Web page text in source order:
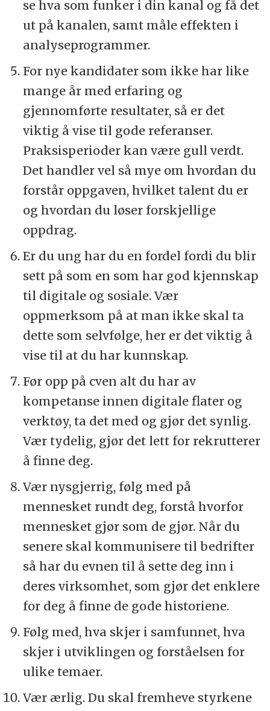
se hva som funker i din kanal og få det
ut på kanalen, samt måle effekten i
analyseprogrammer.
For nye kandidater som ikke har like
mange år med erfaring og
gjennomførte resultater, så er det
viktig å vise til gode referanser.
Praksisperioder kan være gull verdt.
Det handler vel så mye om hvordan du
forstår oppgaven, hvilket talent du er
og hvordan du løser forskjellige
oppdrag.
Er du ung har du en fordel fordi du blir
sett på som en som har god kjennskap
til digitale og sosiale. Vær
oppmerksom på at man ikke skal ta
dette som selvfølge, her er det viktig å
vise til at du har kunnskap.
Før opp på cven alt du har av
kompetanse innen digitale flater og
verktøy, ta det med og gjør det synlig.
Vær tydelig, gjør det lett for rekrutterer
å finne deg.
Vær nysgjerrig, følg med på
mennesket rundt deg, forstå hvorfor
mennesket gjør som de gjør. Når du
senere skal kommunisere til bedrifter
så har du evnen til å sette deg inn i
deres virksomhet, som gjør det enklere
for deg å finne de gode historiene.
Følg med, hva skjer i samfunnet, hva
skjer i utviklingen og forståelsen for
ulike temaer.
Vær ærlig. Du skal fremheve styrkene